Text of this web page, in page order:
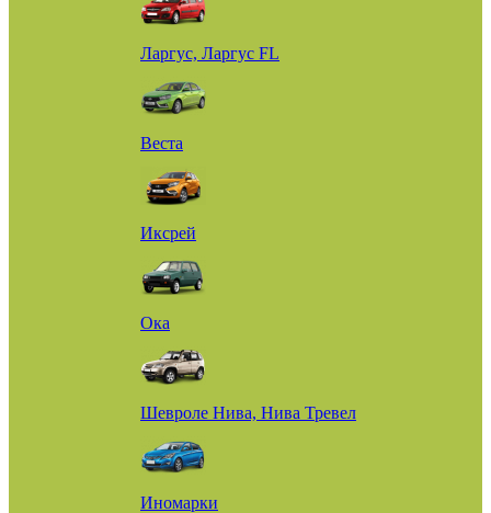
Ларгус, Ларгус FL
Веста
Иксрей
Ока
Шевроле Нива, Нива Тревел
Иномарки